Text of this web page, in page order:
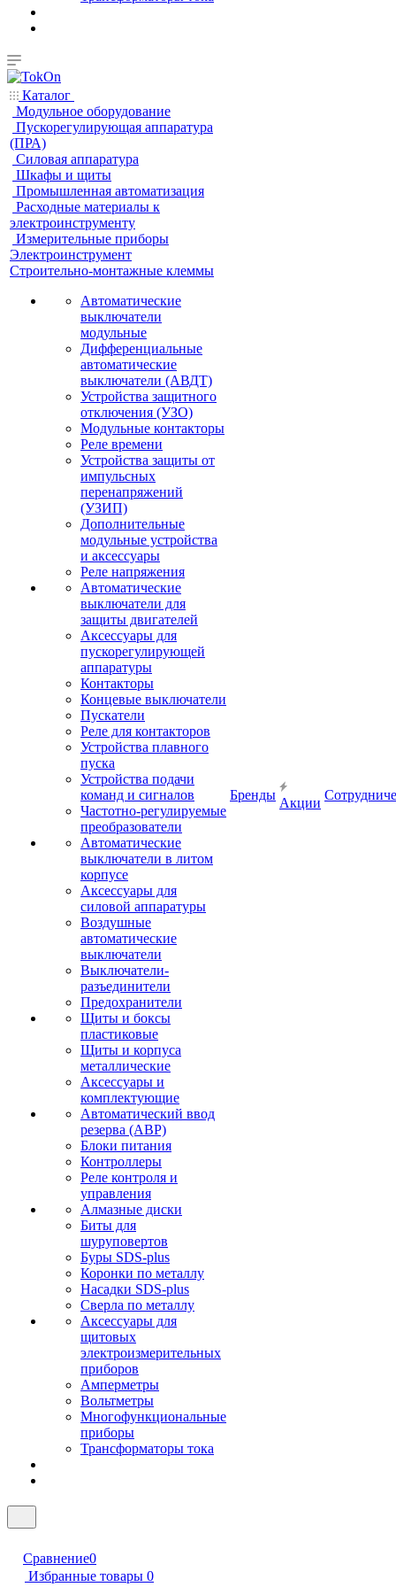
Каталог
Модульное оборудование
Пускорегулирующая аппаратура
(ПРА)
Силовая аппаратура
Шкафы и щиты
Промышленная автоматизация
Расходные материалы к
электроинструменту
Измерительные приборы
Электроинструмент
Строительно-монтажные клеммы
Автоматические
выключатели
модульные
Дифференциальные
автоматические
выключатели (АВДТ)
Устройства защитного
отключения (УЗО)
Модульные контакторы
Реле времени
Устройства защиты от
импульсных
перенапряжений
(УЗИП)
Дополнительные
модульные устройства
и аксессуары
Реле напряжения
Автоматические
выключатели для
защиты двигателей
Аксессуары для
пускорегулирующей
аппаратуры
Контакторы
Концевые выключатели
Пускатели
Реле для контакторов
Устройства плавного
пуска
Устройства подачи
команд и сигналов
Частотно-регулируемые
преобразователи
Автоматические
выключатели в литом
корпусе
Аксессуары для
силовой аппаратуры
Воздушные
автоматические
выключатели
Выключатели-
разъединители
Предохранители
Щиты и боксы
пластиковые
Щиты и корпуса
металлические
Аксессуары и
комплектующие
Автоматический ввод
резерва (АВР)
Блоки питания
Контроллеры
Реле контроля и
управления
Алмазные диски
Биты для
шуруповертов
Буры SDS-plus
Коронки по металлу
Насадки SDS-plus
Сверла по металлу
Аксессуары для
щитовых
электроизмерительных
приборов
Амперметры
Вольтметры
Многофункциональные
приборы
Трансформаторы тока
Бренды
Акции
Сравнение0
Избранные товары 0